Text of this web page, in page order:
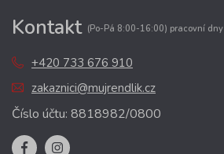
Kontakt (Po-Pá 8:00-16:00) pracovní dny
+420 733 676 910
zakaznici@mujrendlik.cz
Číslo účtu: 8818982/0800